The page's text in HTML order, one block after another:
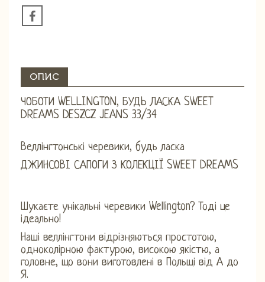
ОПИС
ЧОБОТИ WELLINGTON, БУДЬ ЛАСКА SWEET
DREAMS DESZCZ JEANS 33/34
Веллінгтонські черевики, будь ласка
ДЖИНСОВІ САПОГИ З КОЛЕКЦІЇ SWEET DREAMS
Шукаєте унікальні черевики Wellington? Тоді це
ідеально!
Наші веллінгтони відрізняються простотою,
одноколірною фактурою, високою якістю, а
головне, що вони виготовлені в Польщі від А до
Я.